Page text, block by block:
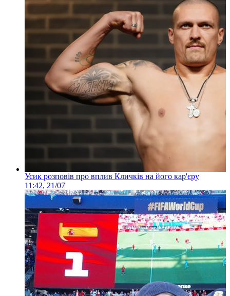
Усик розповів про вплив Кличків на його кар'єру
11:42, 21/07